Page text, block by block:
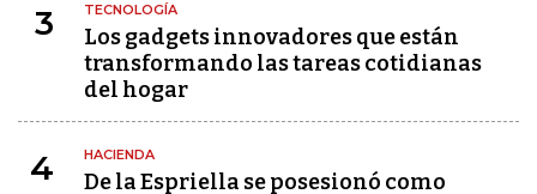
3 TECNOLOGÍA
Los gadgets innovadores que están
transformando las tareas cotidianas
del hogar
4 HACIENDA
De la Espriella se posesionó como